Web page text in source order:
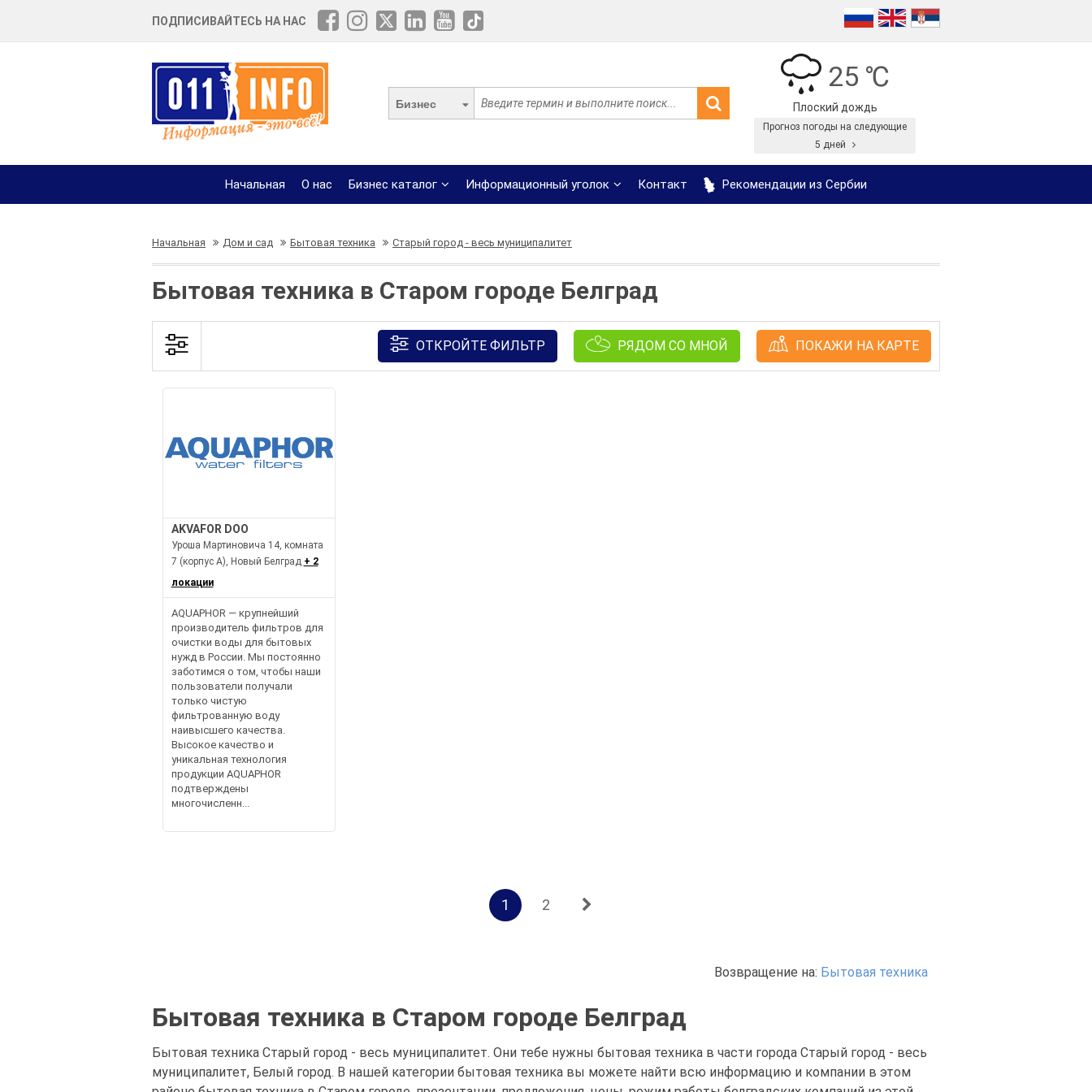
ПОДПИСИВАЙТЕСЬ НА НАС
Бизнес
25 ℃
Плоский дождь
Прогноз погоды на следующие
5 дней
Начальная О нас Бизнес каталог Информационный уголок Контакт Рекомендации из Сербии
Начальная Дом и сад Бытовая техника Старый город - весь муниципалитет
Бытовая техника в Старом городе Белград
ОТКРОЙТЕ ФИЛЬТР РЯДОМ СО МНОЙ ПОКАЖИ НА КАРТЕ
AKVAFOR DOO
Уроша Мартиновича 14, комната
7 (корпус А), Новый Белград + 2
локации
AQUAPHOR — крупнейший
производитель фильтров для
очистки воды для бытовых
нужд в России. Мы постоянно
заботимся о том, чтобы наши
пользователи получали
только чистую
фильтрованную воду
наивысшего качества.
Высокое качество и
уникальная технология
продукции AQUAPHOR
подтверждены
многочисленн...
1 2
Возвращение на: Бытовая техника
Бытовая техника в Старом городе Белград
Бытовая техника Старый город - весь муниципалитет. Они тебе нужны бытовая техника в части города Старый город - весь
муниципалитет, Белый город. В нашей категории бытовая техника вы можете найти всю информацию и компании в этом